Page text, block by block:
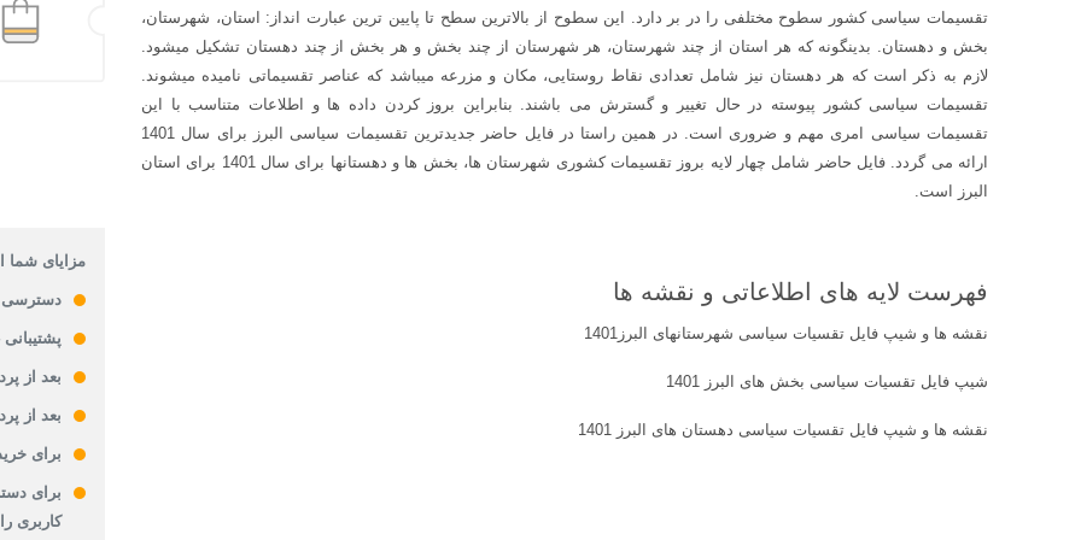
تقسیمات سیاسی کشور سطوح مختلفی را در بر دارد. این سطوح از بالاترین سطح تا پایین ترین عبارت انداز: استان، شهرستان،
بخش و دهستان. بدینگونه که هر استان از چند شهرستان، هر شهرستان از چند بخش و هر بخش از چند دهستان تشکیل میشود.
لازم به ذکر است که هر دهستان نیز شامل تعدادی نقاط روستایی، مکان و مزرعه میباشد که عناصر تقسیماتی نامیده میشوند.
تقسیمات سیاسی کشور پیوسته در حال تغییر و گسترش می باشند. بنابراین بروز کردن داده ها و اطلاعات متناسب با این
تقسیمات سیاسی امری مهم و ضروری است. در همین راستا در فایل حاضر جدیدترین تقسیمات سیاسی البرز برای سال 1401
ارائه می گردد. فایل حاضر شامل چهار لایه بروز تقسیمات کشوری شهرستان ها، بخش ها و دهستانها برای سال 1401 برای استان
البرز است.
فهرست لایه های اطلاعاتی و نقشه ها
نقشه ها و شیپ فایل تقسیات سیاسی شهرستانهای البرز1401
شیپ فایل تقسیات سیاسی بخش های البرز 1401
نقشه ها و شیپ فایل تقسیات سیاسی دهستان های البرز 1401
مزایای شما
پشتیبانی 24 ساعته
بعد از
بعد از
برای
برای
کاربری